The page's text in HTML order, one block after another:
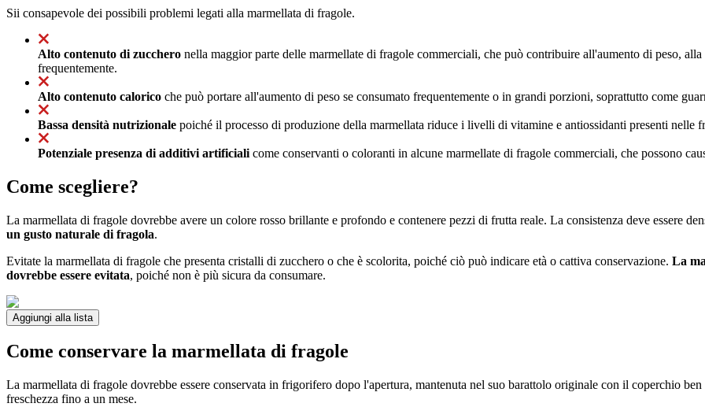
Sii consapevole dei possibili problemi legati alla marmellata di fragole.
Alto contenuto di zucchero nella maggior parte delle marmellate di fragole commerciali, che può contribuire all'aumento di peso,
frequentemente.
Alto contenuto calorico che può portare all'aumento di peso se consumato frequentemente o in grandi porzioni, soprattutto come
Bassa densità nutrizionale poiché il processo di produzione della marmellata riduce i livelli di vitamine e antiossidanti presenti nelle
Potenziale presenza di additivi artificiali come conservanti o coloranti in alcune marmellate di fragole commerciali, che possono
Come scegliere?
La marmellata di fragole dovrebbe avere un colore rosso brillante e profondo e contenere pezzi di frutta reale. La consistenza deve essere
un gusto naturale di fragola.
Evitate la marmellata di fragole che presenta cristalli di zucchero o che è scolorita, poiché ciò può indicare età o cattiva conservazione. La
dovrebbe essere evitata, poiché non è più sicura da consumare.
Aggiungi alla lista
Come conservare la marmellata di fragole
La marmellata di fragole dovrebbe essere conservata in frigorifero dopo l'apertura, mantenuta nel suo barattolo originale con il coperchio
freschezza fino a un mese.